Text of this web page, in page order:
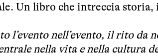
Un libro che intreccia storia,
l’evento nell’evento, il rito da
nella vita e nella cultura